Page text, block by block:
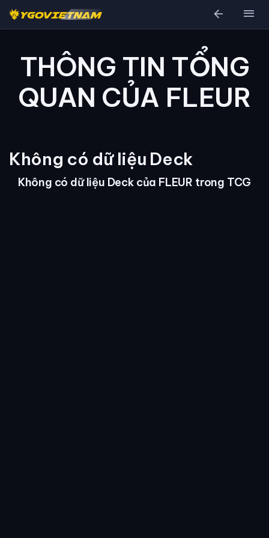
arrow_back menu
THÔNG TIN TỔNG
QUAN CỦA FLEUR
Không có dữ liệu Deck
Không có dữ liệu Deck của FLEUR trong TCG